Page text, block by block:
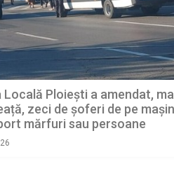
Locală Ploiești a amendat,
zeci de șoferi de pe
mărfuri sau persoane